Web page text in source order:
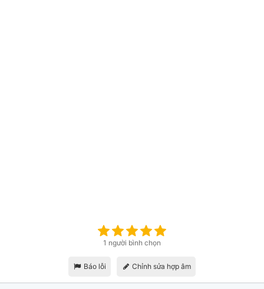
1 người bình chọn
Báo lỗi Chỉnh sửa hợp âm